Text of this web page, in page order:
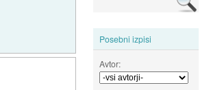
Posebni izpisi
Avtor: